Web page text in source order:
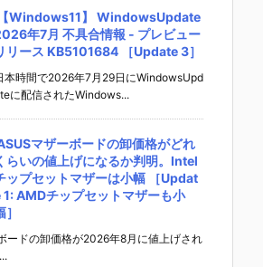
【Windows11】 WindowsUpdate
年7月 不具合情報 - プレビュー
リース KB5101684 ［Update 3］
本時間で2026年7月29日にWindowsUpd
に配信されたWindows...
マザーボードの卸価格がどれ
らいの値上げになるか判明。Intel
ップセットマザーは小幅 ［Updat
1: AMDチップセットマザーも小
］
ードの卸価格が2026年8月に値上げされ